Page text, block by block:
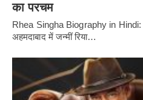
का परचम
Rhea Singha Biography in
अहमदाबाद में जन्मीं रिया…